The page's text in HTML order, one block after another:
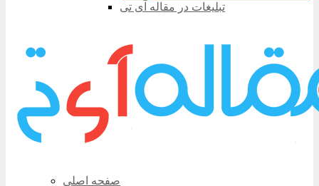
تبلیغات در مقاله آی تی
صفحه اصلی